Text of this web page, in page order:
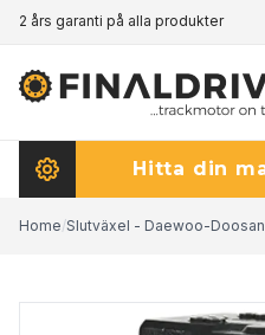
2 års garanti på alla produkter
Hitta din
Home/Slutväxel - Daewoo-